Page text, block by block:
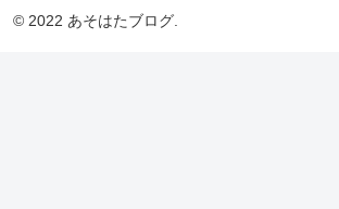
© 2022 あそはたブログ.